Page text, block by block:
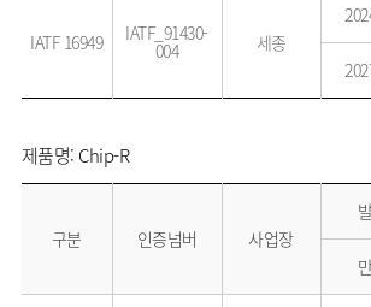
IATF 16949 IATF_91430-
004 세종
제품명: Chip-R
구분 인증넘버 사업장